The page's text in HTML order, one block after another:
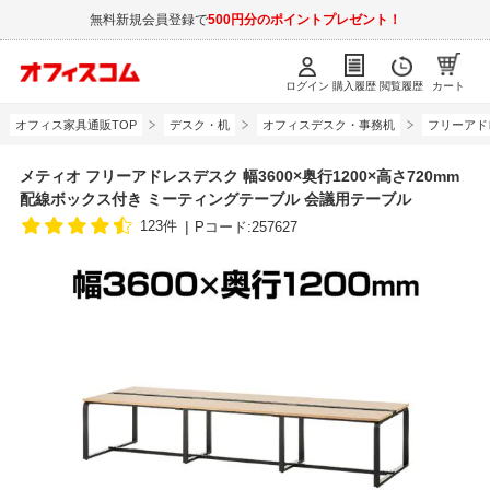
無料新規会員登録で500円分のポイントプレゼント！
ログイン 購入履歴 閲覧履歴 カート
オフィス家具通販TOP デスク・机 オフィスデスク・事務机 フリーア
メティオ フリーアドレスデスク 幅3600×奥行1200×高さ720mm
配線ボックス付き ミーティングテーブル 会議用テーブル
123件 Pコード:257627